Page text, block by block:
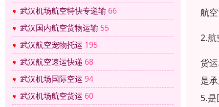
武汉机场航空特快专递输 66
武汉国内航空货物运输 55
武汉航空宠物托运 195
武汉航空速运快递 68
武汉机场国际空运 94
武汉机场航空货运 60
航
2.航
货
是
5.